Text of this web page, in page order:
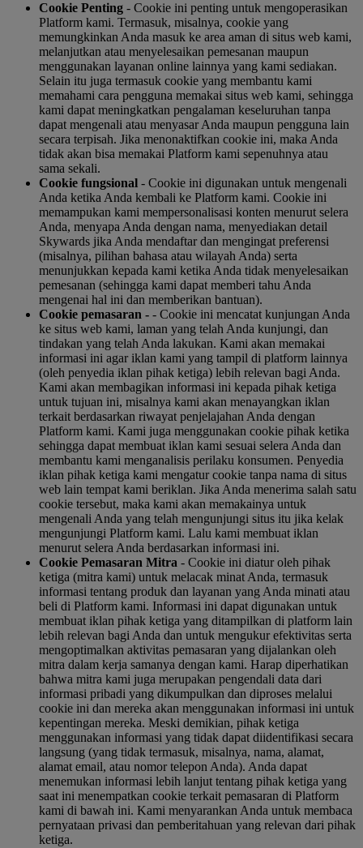
Cookie Penting - Cookie ini penting untuk mengoperasikan
Platform kami. Termasuk, misalnya, cookie yang
memungkinkan Anda masuk ke area aman di situs web kami,
melanjutkan atau menyelesaikan pemesanan maupun
menggunakan layanan online lainnya yang kami sediakan.
Selain itu juga termasuk cookie yang membantu kami
memahami cara pengguna memakai situs web kami, sehingga
kami dapat meningkatkan pengalaman keseluruhan tanpa
dapat mengenali atau menyasar Anda maupun pengguna lain
secara terpisah. Jika menonaktifkan cookie ini, maka Anda
tidak akan bisa memakai Platform kami sepenuhnya atau
sama sekali.
Cookie fungsional - Cookie ini digunakan untuk mengenali
Anda ketika Anda kembali ke Platform kami. Cookie ini
memampukan kami mempersonalisasi konten menurut selera
Anda, menyapa Anda dengan nama, menyediakan detail
Skywards jika Anda mendaftar dan mengingat preferensi
(misalnya, pilihan bahasa atau wilayah Anda) serta
menunjukkan kepada kami ketika Anda tidak menyelesaikan
pemesanan (sehingga kami dapat memberi tahu Anda
mengenai hal ini dan memberikan bantuan).
Cookie pemasaran - - Cookie ini mencatat kunjungan Anda
ke situs web kami, laman yang telah Anda kunjungi, dan
tindakan yang telah Anda lakukan. Kami akan memakai
informasi ini agar iklan kami yang tampil di platform lainnya
(oleh penyedia iklan pihak ketiga) lebih relevan bagi Anda.
Kami akan membagikan informasi ini kepada pihak ketiga
untuk tujuan ini, misalnya kami akan menayangkan iklan
terkait berdasarkan riwayat penjelajahan Anda dengan
Platform kami. Kami juga menggunakan cookie pihak ketika
sehingga dapat membuat iklan kami sesuai selera Anda dan
membantu kami menganalisis perilaku konsumen. Penyedia
iklan pihak ketiga kami mengatur cookie tanpa nama di situs
web lain tempat kami beriklan. Jika Anda menerima salah satu
cookie tersebut, maka kami akan memakainya untuk
mengenali Anda yang telah mengunjungi situs itu jika kelak
mengunjungi Platform kami. Lalu kami membuat iklan
menurut selera Anda berdasarkan informasi ini.
Cookie Pemasaran Mitra - Cookie ini diatur oleh pihak
ketiga (mitra kami) untuk melacak minat Anda, termasuk
informasi tentang produk dan layanan yang Anda minati atau
beli di Platform kami. Informasi ini dapat digunakan untuk
membuat iklan pihak ketiga yang ditampilkan di platform lain
lebih relevan bagi Anda dan untuk mengukur efektivitas serta
mengoptimalkan aktivitas pemasaran yang dijalankan oleh
mitra dalam kerja samanya dengan kami. Harap diperhatikan
bahwa mitra kami juga merupakan pengendali data dari
informasi pribadi yang dikumpulkan dan diproses melalui
cookie ini dan mereka akan menggunakan informasi ini untuk
kepentingan mereka. Meski demikian, pihak ketiga
menggunakan informasi yang tidak dapat diidentifikasi secara
langsung (yang tidak termasuk, misalnya, nama, alamat,
alamat email, atau nomor telepon Anda). Anda dapat
menemukan informasi lebih lanjut tentang pihak ketiga yang
saat ini menempatkan cookie terkait pemasaran di Platform
kami di bawah ini. Kami menyarankan Anda untuk membaca
pernyataan privasi dan pemberitahuan yang relevan dari pihak
ketiga.